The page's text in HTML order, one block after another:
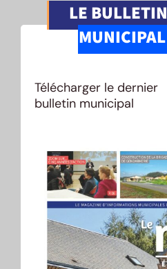
LE BULLETIN
MUNICIPAL
Télécharger le dernier
bulletin municipal